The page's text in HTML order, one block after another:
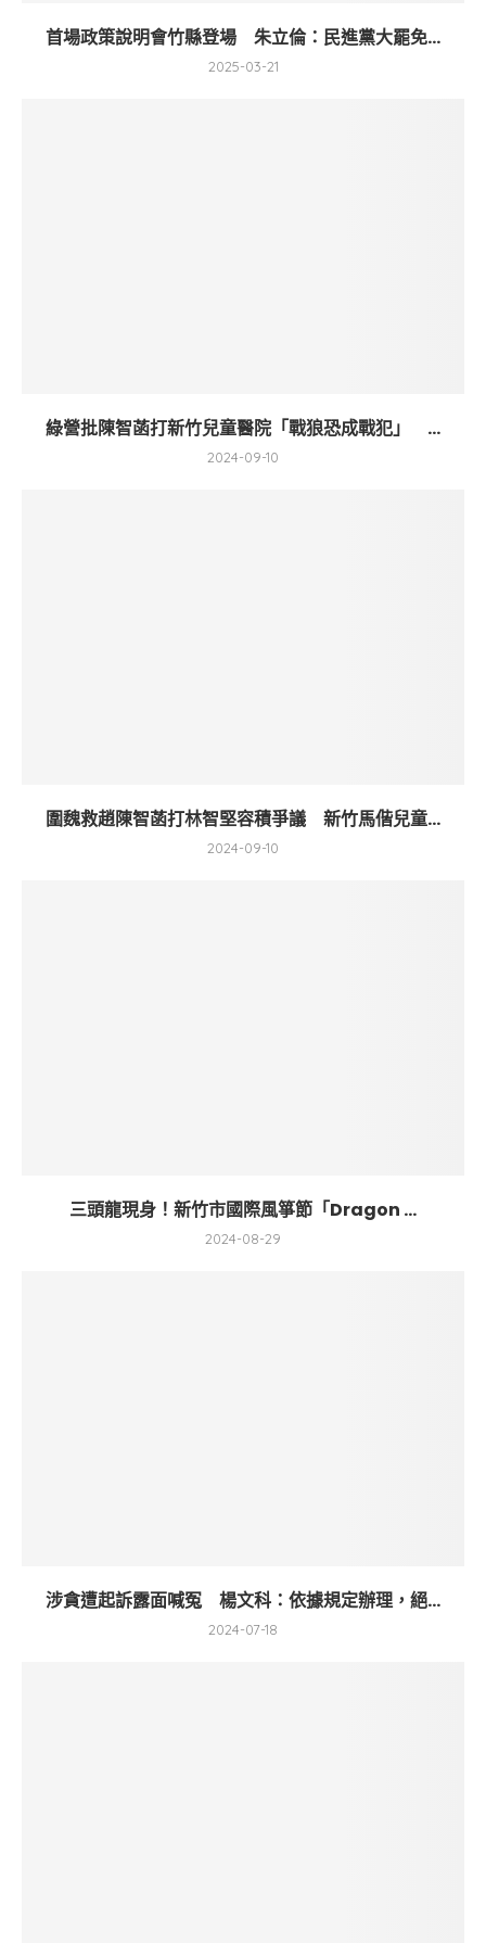
首場政策說明會竹縣登場 朱立倫：民進黨大罷免...
2025-03-21
綠營批陳智菡打新竹兒童醫院「戰狼恐成戰犯」 ...
2024-09-10
圍魏救趙陳智菡打林智堅容積爭議 新竹馬偕兒童...
2024-09-10
三頭龍現身！新竹市國際風箏節「Dragon ...
2024-08-29
涉貪遭起訴露面喊冤 楊文科：依據規定辦理，絕...
2024-07-18